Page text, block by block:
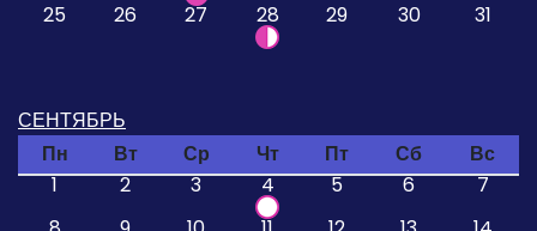
25
26 27 28 29 30 31
СЕНТЯБРЬ
Пн
Вт Ср Чт Пт Сб
Вс
1
2 3 4 5 6
7